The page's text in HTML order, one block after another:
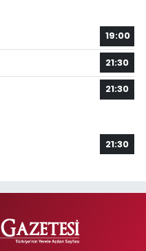
19:00
21:30
21:30
21:30